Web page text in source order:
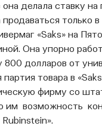
делала ставку
«Saks» на
Она упорно
долларов от
партия товара в
фирму со
им возможность